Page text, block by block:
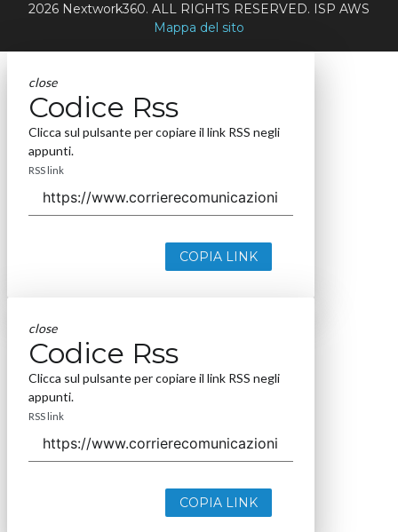
2026 Nextwork360. ALL RIGHTS RESERVED. ISP AWS
Mappa del sito
close
Codice Rss
Clicca sul pulsante per copiare il link RSS negli
appunti.
RSS link
COPIA LINK
close
Codice Rss
Clicca sul pulsante per copiare il link RSS negli
appunti.
RSS link
COPIA LINK